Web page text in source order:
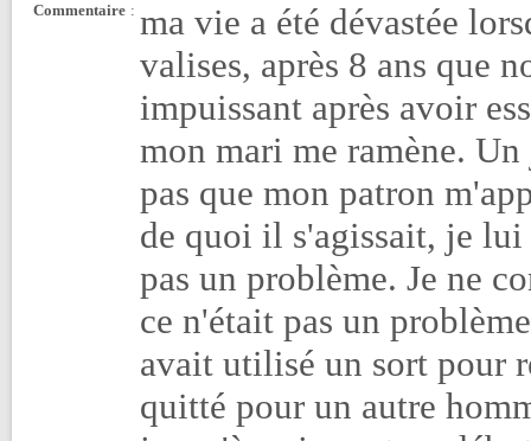
Commentaire : ma vie a été dévastée
valises, après 8 ans que
impuissant après avoir
mon mari me ramène.
pas que mon patron
de quoi il s'agissait, je
pas un problème. Je ne
ce n'était pas un
avait utilisé un sort pour
quitté pour un autre